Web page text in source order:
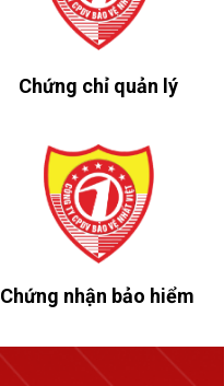
Chứng chỉ quản lý
Chứng nhận bảo hiểm